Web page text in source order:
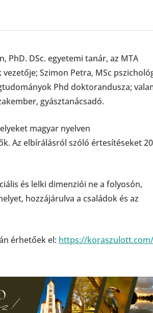
PhD. DSc. egyetemi tanár, az MTA
Szimon Petra, MSc
Phd doktorandusza;
gyásztanácsadó.
magyar nyelven
Az elbírálásról szóló értesítéseket
és lelki dimenziói ne a folyosón,
hozzájárulva a családok és az
érhetőek el: https://